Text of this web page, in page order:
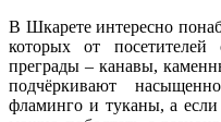
В Шкарете интересно
которых от посетителей
преграды – канавы,
подчёркивают
фламинго и туканы, а если